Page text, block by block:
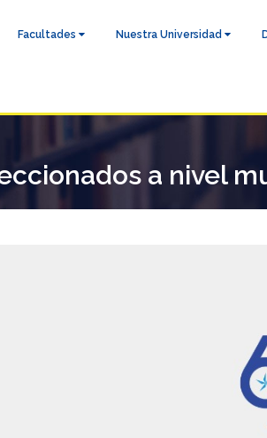
Facultades Nuestra Universidad
a nivel